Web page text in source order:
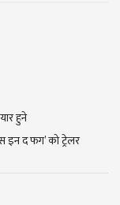
हुने
इन द फग’ को ट्रेलर